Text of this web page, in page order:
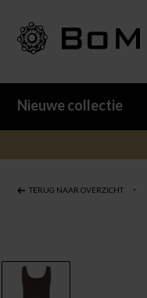
Nieuwe collectie
TERUG NAAR OVERZICHT